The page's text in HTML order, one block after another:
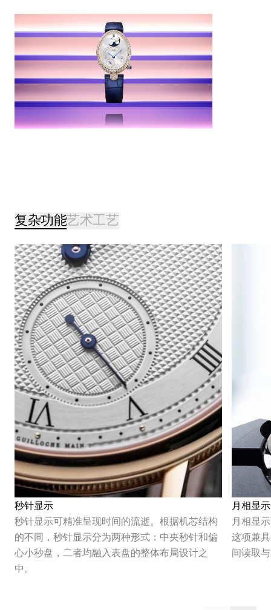
复杂功能艺术工艺
秒针显示
秒针显示可精准呈现时间的流逝。根据机芯结构
的不同，秒针显示分为两种形式：中央秒针和偏
心小秒盘，二者均融入表盘的整体布局设计之
中。
月相显示
月相显
这项兼
间读取